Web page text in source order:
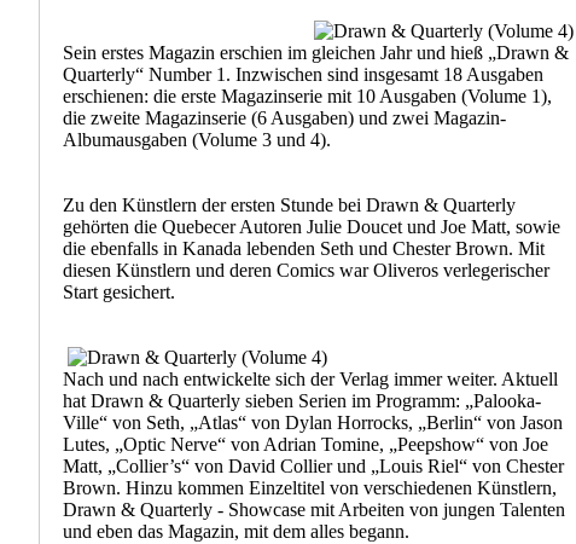
Sein erstes Magazin erschien im gleichen Jahr und hieß „Drawn &
Quarterly“ Number 1. Inzwischen sind insgesamt 18 Ausgaben
erschienen: die erste Magazinserie mit 10 Ausgaben (Volume 1),
die zweite Magazinserie (6 Ausgaben) und zwei Magazin-
Albumausgaben (Volume 3 und 4).
Zu den Künstlern der ersten Stunde bei Drawn & Quarterly
gehörten die Quebecer Autoren Julie Doucet und Joe Matt, sowie
die ebenfalls in Kanada lebenden Seth und Chester Brown. Mit
diesen Künstlern und deren Comics war Oliveros verlegerischer
Start gesichert.
Nach und nach entwickelte sich der Verlag immer weiter. Aktuell
hat Drawn & Quarterly sieben Serien im Programm: „Palooka-
Ville“ von Seth, „Atlas“ von Dylan Horrocks, „Berlin“ von Jason
Lutes, „Optic Nerve“ von Adrian Tomine, „Peepshow“ von Joe
Matt, „Collier’s“ von David Collier und „Louis Riel“ von Chester
Brown. Hinzu kommen Einzeltitel von verschiedenen Künstlern,
Drawn & Quarterly - Showcase mit Arbeiten von jungen Talenten
und eben das Magazin, mit dem alles begann.